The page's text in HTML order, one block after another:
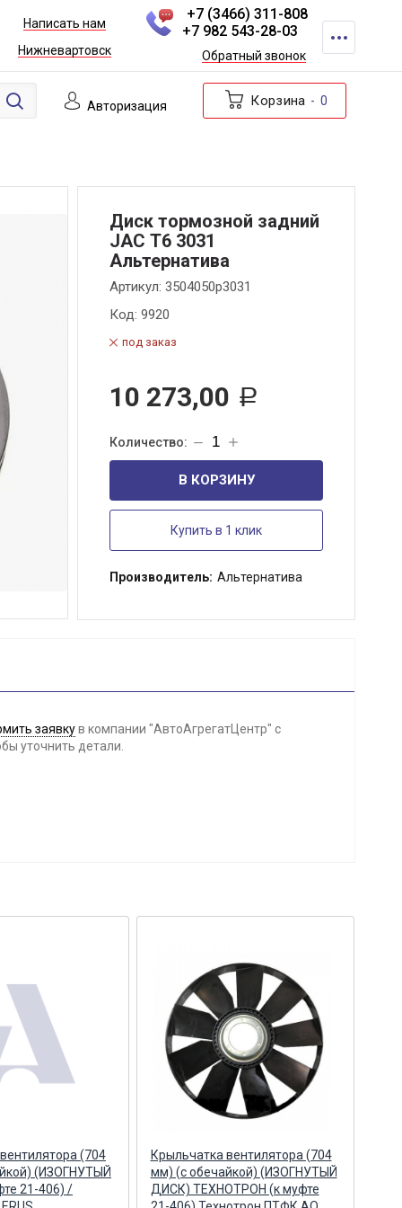
Написать нам
Нижневартовск
+7 (3466) 311-808
+7 982 543-28-03
Обратный звонок
Авторизация Корзина 0
Диск тормозной задний
JAC Т6 3031
Альтернатива
Артикул: 3504050р3031
Код: 9920
под заказ
10 273,00 Р
В КОРЗИНУ
Купить в 1 клик
Производитель: Альтернатива
заявкув компании "АвтоАгрегатЦентр" с
уточнить детали.
(704
(ИЗОГНУТЫЙ
21-406) /
Крыльчатка вентилятора (704
мм) (с обечайкой) (ИЗОГНУТЫЙ
ДИСК) ТЕХНОТРОН (к муфте